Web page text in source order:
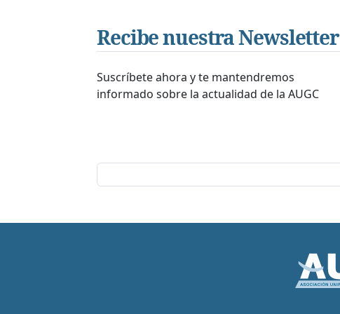
Recibe nuestra Newsletter
Suscríbete ahora y te mantendremos
informado sobre la actualidad de la AUGC